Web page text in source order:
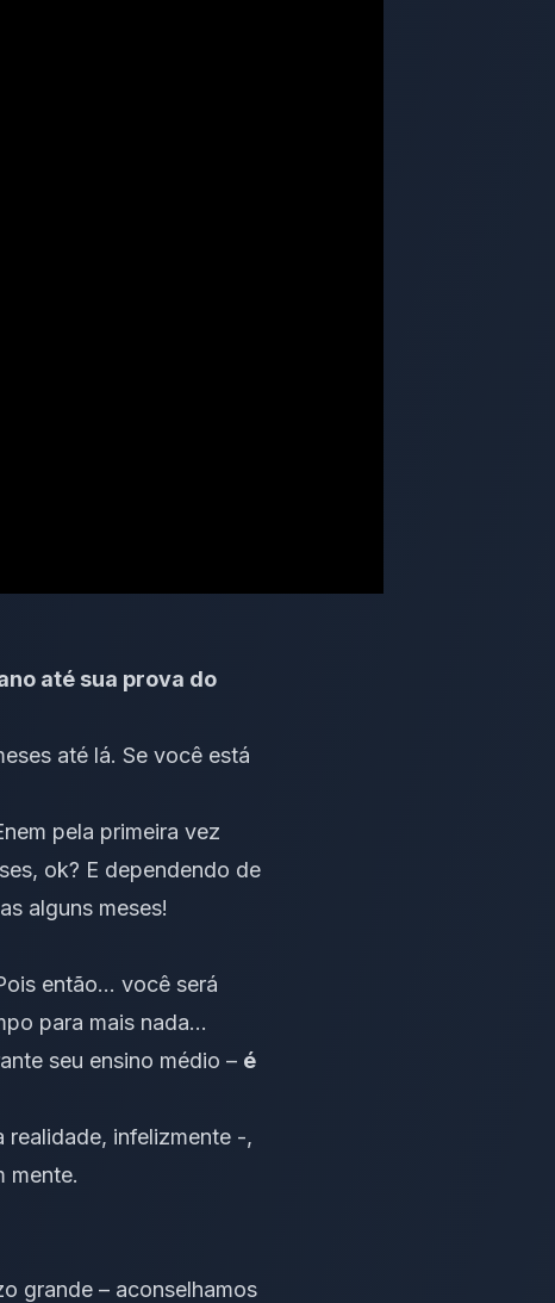
até sua prova do
até lá. Se você está
pela primeira vez
ok? E dependendo de
alguns meses!
então… você será
para mais nada…
seu ensino médio – é
realidade, infelizmente -,
mente.
grande – aconselhamos